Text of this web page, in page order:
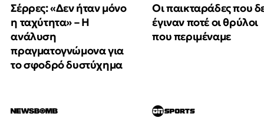
Σέρρες: «Δεν ήταν μόνο
η ταχύτητα» – Η
ανάλυση
πραγματογνώμονα για
το σφοδρό δυστύχημα
Οι παικταράδες που
έγιναν ποτέ οι θρύλοι
που περιμέναμε